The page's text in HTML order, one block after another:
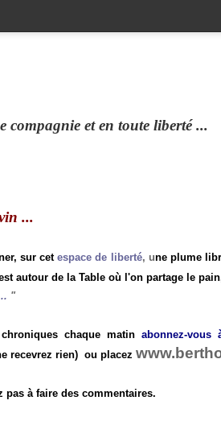
compagnie et en toute liberté ...
...
sur cetespace de liberté, une plume
autour de la Table où l'on partage le
"
chaque matinabonnez-vous
recevrez rien) ou placez
à faire des commentaires.